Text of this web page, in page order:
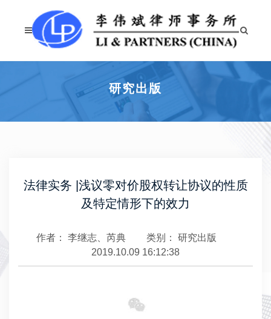
研究出版
法律实务 |浅议零对价股权转让协议的性质
及特定情形下的效力
作者： 李继志、芮典 类别： 研究出版
2019.10.09 16:12:38